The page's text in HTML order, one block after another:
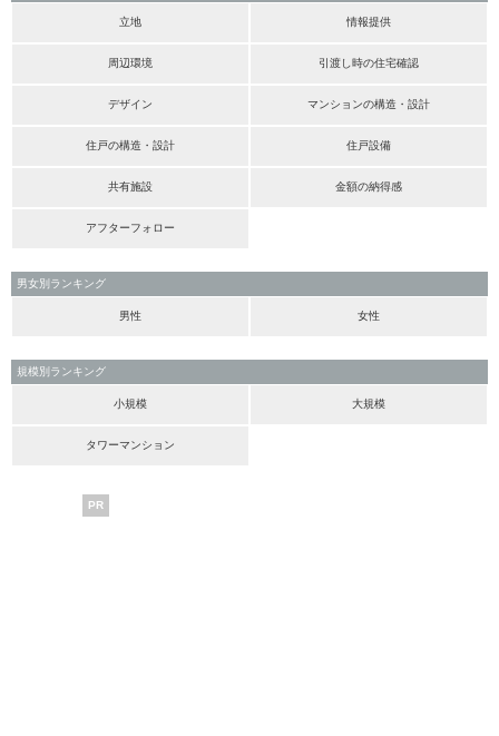
立地 情報提供
周辺環境 引渡し時の住宅確認
デザイン マンションの構造・設計
住戸の構造・設計 住戸設備
共有施設 金額の納得感
アフターフォロー
男女別ランキング
男性 女性
規模別ランキング
小規模 大規模
タワーマンション
PR